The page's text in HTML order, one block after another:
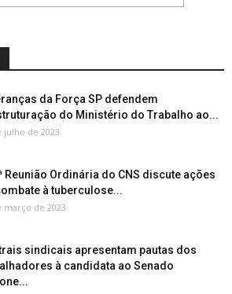
da Força SP defendem
do Ministério do Trabalho ao...
julho de 2023
Reunião Ordinária do CNS discute ações
à tuberculose...
março de 2023
sindicais apresentam pautas dos
à candidata ao Senado